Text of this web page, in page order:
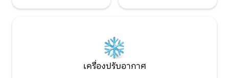
เครื่องปรับอากาศ